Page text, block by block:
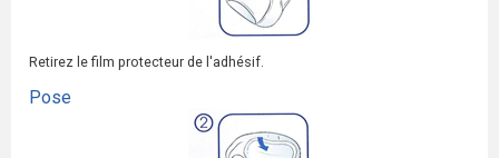
Retirez le film protecteur de l'adhésif.
Pose